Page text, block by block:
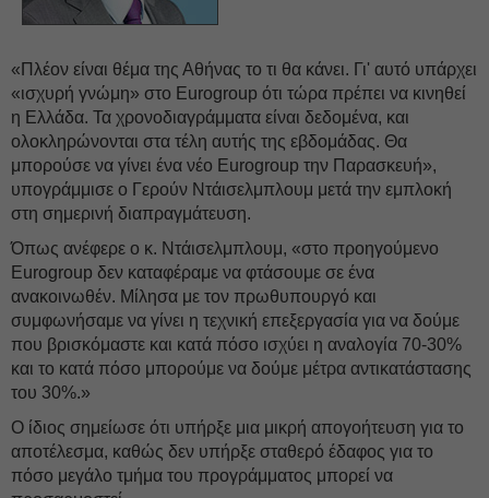
«Πλέον είναι θέμα της Αθήνας το τι θα κάνει. Γι' αυτό υπάρχει
«ισχυρή γνώμη» στο Eurogroup ότι τώρα πρέπει να κινηθεί
η Ελλάδα. Τα χρονοδιαγράμματα είναι δεδομένα, και
ολοκληρώνονται στα τέλη αυτής της εβδομάδας. Θα
μπορούσε να γίνει ένα νέο Eurogroup την Παρασκευή»,
υπογράμμισε ο Γερούν Ντάισελμπλουμ μετά την εμπλοκή
στη σημερινή διαπραγμάτευση.
Όπως ανέφερε ο κ. Ντάισελμπλουμ, «στο προηγούμενο
Eurogroup δεν καταφέραμε να φτάσουμε σε ένα
ανακοινωθέν. Μίλησα με τον πρωθυπουργό και
συμφωνήσαμε να γίνει η τεχνική επεξεργασία για να δούμε
που βρισκόμαστε και κατά πόσο ισχύει η αναλογία 70-30%
και το κατά πόσο μπορούμε να δούμε μέτρα αντικατάστασης
του 30%.»
Ο ίδιος σημείωσε ότι υπήρξε μια μικρή απογοήτευση για το
αποτέλεσμα, καθώς δεν υπήρξε σταθερό έδαφος για το
πόσο μεγάλο τμήμα του προγράμματος μπορεί να